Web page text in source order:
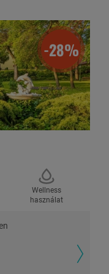
a weboldalról indítható
fennmaradó 60%-ot
az utazás
U-002044). A
kezdő napját
esetén lekérés után
fizetendő költségek
partnerünk
-28%
Wellness
használat